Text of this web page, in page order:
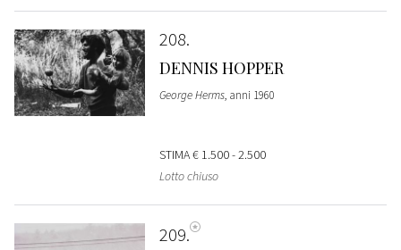
208
DENNIS HOPPER
George Herms, anni 1960
STIMA€ 1.500 - 2.500
Lotto chiuso
209